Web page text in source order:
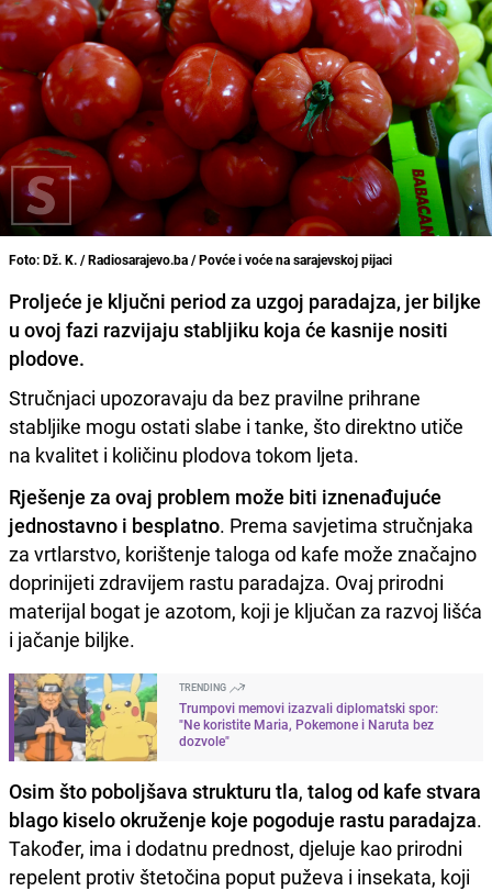
Foto: Dž. K. / Radiosarajevo.ba / Povće i voće na sarajevskoj pijaci
Proljeće je ključni period za uzgoj paradajza, jer biljke
u ovoj fazi razvijaju stabljiku koja će kasnije nositi
plodove.
Stručnjaci upozoravaju da bez pravilne prihrane
stabljike mogu ostati slabe i tanke, što direktno utiče
na kvalitet i količinu plodova tokom ljeta.
Rješenje za ovaj problem može biti iznenađujuće
jednostavno i besplatno. Prema savjetima stručnjaka
za vrtlarstvo, korištenje taloga od kafe može značajno
doprinijeti zdravijem rastu paradajza. Ovaj prirodni
materijal bogat je azotom, koji je ključan za razvoj lišća
i jačanje biljke.
TRENDING
Trumpovi memovi izazvali diplomatski spor:
"Ne koristite Maria, Pokemone i Naruta bez
dozvole"
Osim što poboljšava strukturu tla, talog od kafe stvara
blago kiselo okruženje koje pogoduje rastu paradajza.
Također, ima i dodatnu prednost, djeluje kao prirodni
repelent protiv štetočina poput puževa i insekata, koji